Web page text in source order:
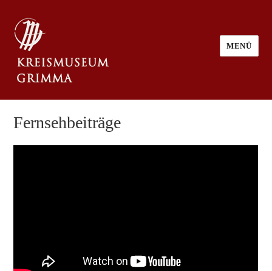
MENÜ
Fernsehbeiträge